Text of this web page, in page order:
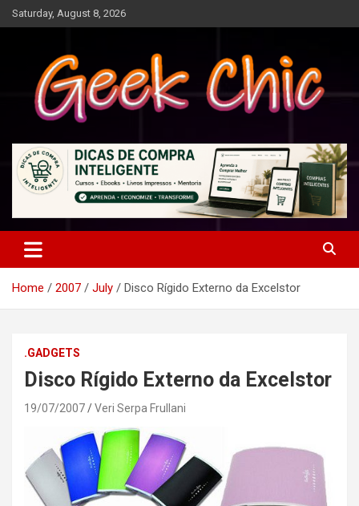
Skip
to
Saturday, August 8, 2026
Geek Chic
Home 2007 July Disco Rígido Externo da Excelstor
.GADGETS
Disco Rígido Externo da Excelstor
19/07/2007 Veri Serpa Frullani